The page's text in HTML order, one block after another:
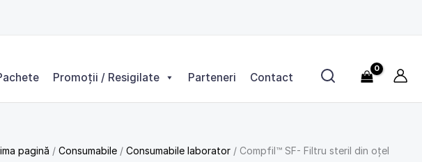
Promoții / Resigilate Parteneri Contact
pagină /Consumabile /Consumabile laborator / Compfil™ SF- Filtru steril din oțel